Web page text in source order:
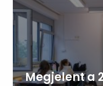
Megjelent a